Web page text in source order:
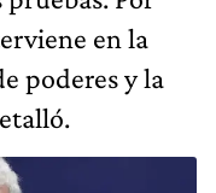
en la
poderes y la